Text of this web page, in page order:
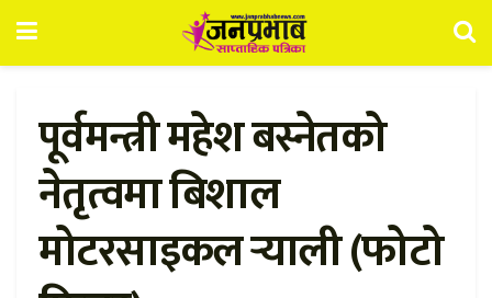
पूर्वमन्त्री महेश बस्नेतको
नेतृत्वमा बिशाल
मोटरसाइकल र्‍याली (फोटो